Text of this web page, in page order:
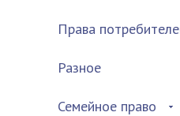
Права
Разное
Семейное право